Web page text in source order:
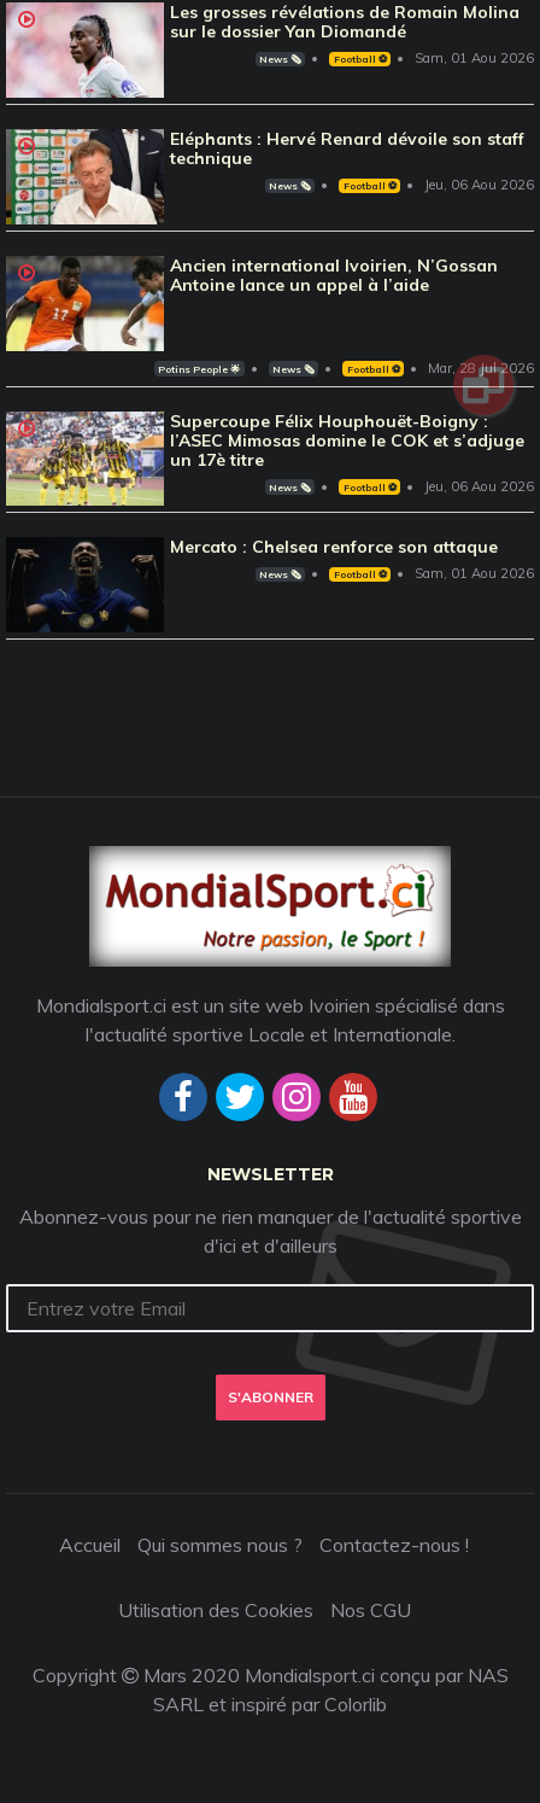
Les grosses révélations de Romain Molina
sur le dossier Yan Diomandé
News 🗞️ Football ⚽️ Sam, 01 Aou 2026
Eléphants : Hervé Renard dévoile son staff
technique
News 🗞️ Football ⚽️ Jeu, 06 Aou 2026
Ancien international Ivoirien, N’Gossan
Antoine lance un appel à l’aide
Potins People 🌟 News 🗞️ Football ⚽️ Mar, 28 Jul 2026
Supercoupe Félix Houphouët-Boigny :
l’ASEC Mimosas domine le COK et s’adjuge
un 17è titre
News 🗞️ Football ⚽️ Jeu, 06 Aou 2026
Mercato : Chelsea renforce son attaque
News 🗞️ Football ⚽️ Sam, 01 Aou 2026
Mondialsport.ci est un site web Ivoirien spécialisé dans
l'actualité sportive Locale et Internationale.
NEWSLETTER
Abonnez-vous pour ne rien manquer de l'actualité sportive
d'ici et d'ailleurs
S'ABONNER
Accueil Qui sommes nous ? Contactez-nous !
Utilisation des Cookies Nos CGU
Copyright
Mars 2020 Mondialsport.ci conçu par NAS
SARL et inspiré parColorlib